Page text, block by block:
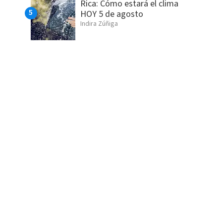
Rica: Cómo estará el clima
HOY 5 de agosto
Indira Zúñiga